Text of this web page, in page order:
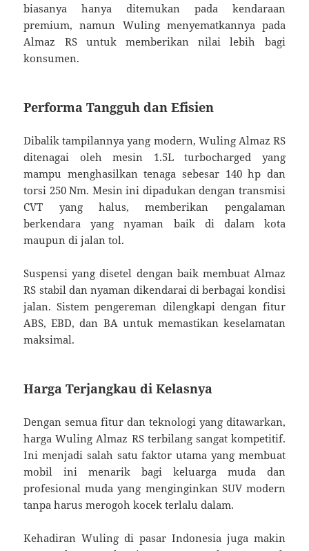
biasanya hanya ditemukan pada kendaraan
premium, namun Wuling menyematkannya pada
Almaz RS untuk memberikan nilai lebih bagi
konsumen.
Performa Tangguh dan Efisien
Dibalik tampilannya yang modern, Wuling Almaz RS
ditenagai oleh mesin 1.5L turbocharged yang
mampu menghasilkan tenaga sebesar 140 hp dan
torsi 250 Nm. Mesin ini dipadukan dengan transmisi
CVT yang halus, memberikan pengalaman
berkendara yang nyaman baik di dalam kota
maupun di jalan tol.
Suspensi yang disetel dengan baik membuat Almaz
RS stabil dan nyaman dikendarai di berbagai kondisi
jalan. Sistem pengereman dilengkapi dengan fitur
ABS, EBD, dan BA untuk memastikan keselamatan
maksimal.
Harga Terjangkau di Kelasnya
Dengan semua fitur dan teknologi yang ditawarkan,
harga Wuling Almaz RS terbilang sangat kompetitif.
Ini menjadi salah satu faktor utama yang membuat
mobil ini menarik bagi keluarga muda dan
profesional muda yang menginginkan SUV modern
tanpa harus merogoh kocek terlalu dalam.
Kehadiran Wuling di pasar Indonesia juga makin